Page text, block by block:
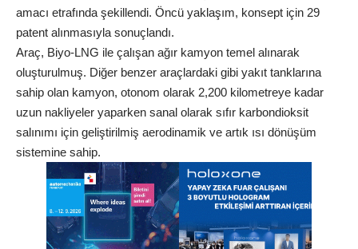
amacı etrafında şekillendi. Öncü yaklaşım, konsept için 29
patent alınmasıyla sonuçlandı.
Araç, Biyo-LNG ile çalışan ağır kamyon temel alınarak
oluşturulmuş. Diğer benzer araçlardaki gibi yakıt tanklarına
sahip olan kamyon, otonom olarak 2,200 kilometreye kadar
uzun nakliyeler yaparken sanal olarak sıfır karbondioksit
salınımı için geliştirilmiş aerodinamik ve artık ısı dönüşüm
sistemine sahip.